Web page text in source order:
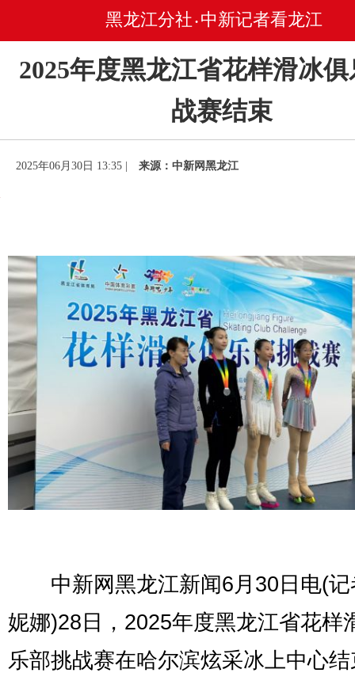
黑龙江分社 • 中新记者看龙江
2025年度黑龙江省花样滑冰
战赛结束
2025年06月30日 13:35 | 来源：中新网黑龙江
中新网黑龙江新闻6月30日电(记
妮娜)28日，2025年度黑龙江省花样
乐部挑战赛在哈尔滨炫采冰上中心